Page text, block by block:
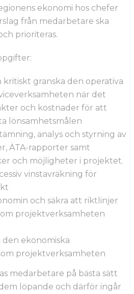
ekonomi hos chefer
från medarbetare ska
prioriteras.
kritiskt granska den operativa
när det
och kostnader för att
lönsamhetsmålen
analys och styrning av
ÄTA-rapporter samt
och möjligheter i projektet.
vinstavräkning för
och säkra att riktlinjer
projektverksamheten
ekonomiska
projektverksamheten
medarbetare på bästa sätt
löpande och därför ingår